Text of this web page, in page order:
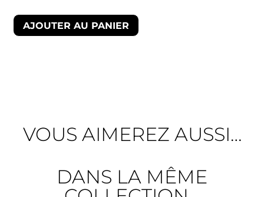
AJOUTER AU PANIER
VOUS AIMEREZ AUSSI…
DANS LA MÊME